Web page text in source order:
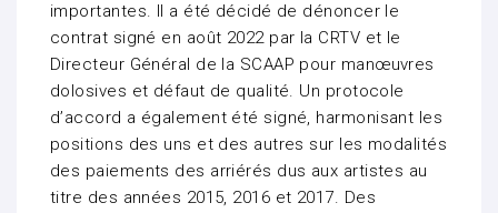
importantes. Il a été décidé de dénoncer le
contrat signé en août 2022 par la CRTV et le
Directeur Général de la SCAAP pour manœuvres
dolosives et défaut de qualité. Un protocole
d’accord a également été signé, harmonisant les
positions des uns et des autres sur les modalités
des paiements des arriérés dus aux artistes au
titre des années 2015, 2016 et 2017. Des